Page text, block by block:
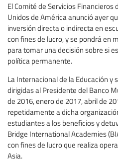
El Comité de Servicios Financieros
Unidos de América anunció ayer
inversión directa o indirecta en
con fines de lucro, y se pondrá en
para tomar una decisión sobre si
política permanente.
La Internacional de la Educación y
dirigidas al Presidente del Banco
de 2016, enero de 2017, abril de
repetidamente a dicha
estudiantes a los beneficios y
Bridge International Academies
con fines de lucro que realiza
Asia.